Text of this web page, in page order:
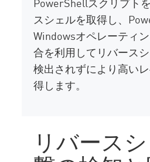
スシェルを取得し、
Windowsオペレーティ
合を利用してリバースシ
検出されずにより高い
得します。
リバース